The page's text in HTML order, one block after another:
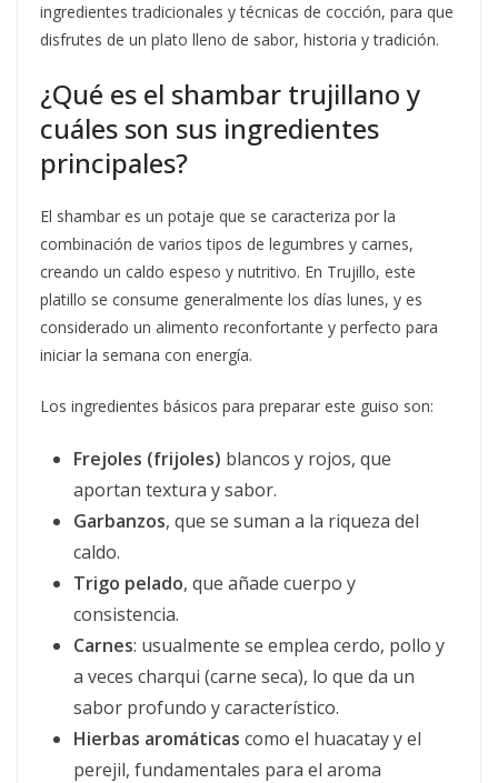
ingredientes tradicionales y técnicas de cocción, para que
disfrutes de un plato lleno de sabor, historia y tradición.
¿Qué es el shambar trujillano y
cuáles son sus ingredientes
principales?
El shambar es un potaje que se caracteriza por la
combinación de varios tipos de legumbres y carnes,
creando un caldo espeso y nutritivo. En Trujillo, este
platillo se consume generalmente los días lunes, y es
considerado un alimento reconfortante y perfecto para
iniciar la semana con energía.
Los ingredientes básicos para preparar este guiso son:
Frejoles (frijoles) blancos y rojos, que
aportan textura y sabor.
Garbanzos, que se suman a la riqueza del
caldo.
Trigo pelado, que añade cuerpo y
consistencia.
Carnes: usualmente se emplea cerdo, pollo y
a veces charqui (carne seca), lo que da un
sabor profundo y característico.
Hierbas aromáticas como el huacatay y el
perejil, fundamentales para el aroma